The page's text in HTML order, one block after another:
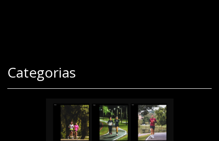
Categorias